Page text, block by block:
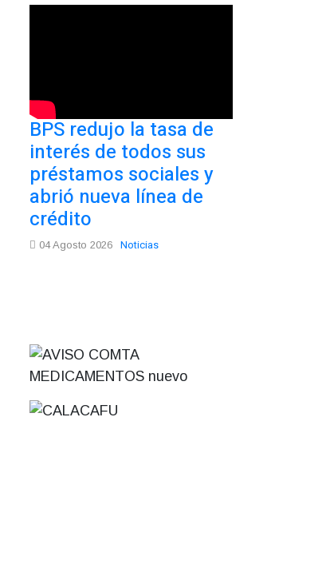
BPS redujo la tasa de
interés de todos sus
préstamos sociales y
abrió nueva línea de
crédito
04 Agosto 2026 Noticias